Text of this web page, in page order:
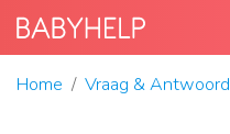
Home Vraag & Antwoord